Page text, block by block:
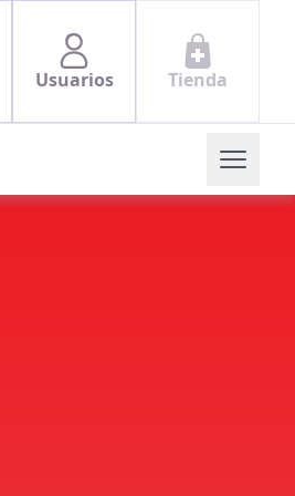
Usuarios Tienda